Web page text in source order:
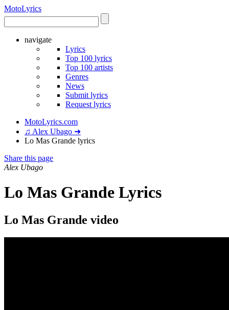
MotoLyrics
navigate
Lyrics
Top 100 lyrics
Top 100 artists
Genres
News
Submit lyrics
Request lyrics
MotoLyrics.com
♫ Alex Ubago ➜
Lo Mas Grande lyrics
Share this page
Alex Ubago
Lo Mas Grande Lyrics
Lo Mas Grande video